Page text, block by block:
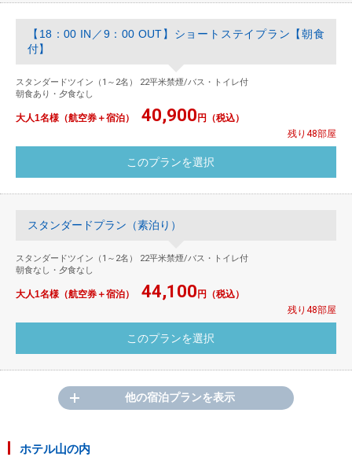
【18：00 IN／9：00 OUT】ショートステイプラン【朝食
付】
スタンダードツイン（1～2名） 22平米禁煙/バス・トイレ付
朝食あり・夕食なし
大人1名様（航空券＋宿泊） 40,900 円（税込）
残り48部屋
スタンダードプラン（素泊り）
スタンダードツイン（1～2名） 22平米禁煙/バス・トイレ付
朝食なし・夕食なし
大人1名様（航空券＋宿泊） 44,100 円（税込）
残り48部屋
他の宿泊プランを表示
ホテル山の内